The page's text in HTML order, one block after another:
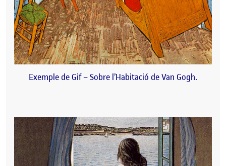
Exemple de Gif – Sobre l’Habitació de Van Gogh.